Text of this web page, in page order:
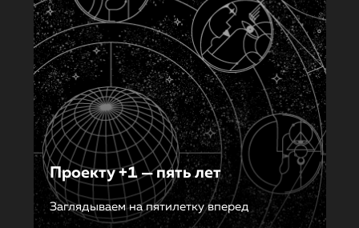
Проекту +1 — пять лет
Заглядываем на пятилетку вперед